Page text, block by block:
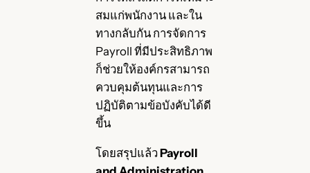
สมแก่พนักงาน และใน
ทางกลับกัน การจัดการ
Payroll ที่มีประสิทธิภาพ
ก็ช่วยให้องค์กรสามารถ
ควบคุมต้นทุนและการ
ปฏิบัติตามข้อบังคับได้ดี
ขึ้น
โดยสรุปแล้วPayroll